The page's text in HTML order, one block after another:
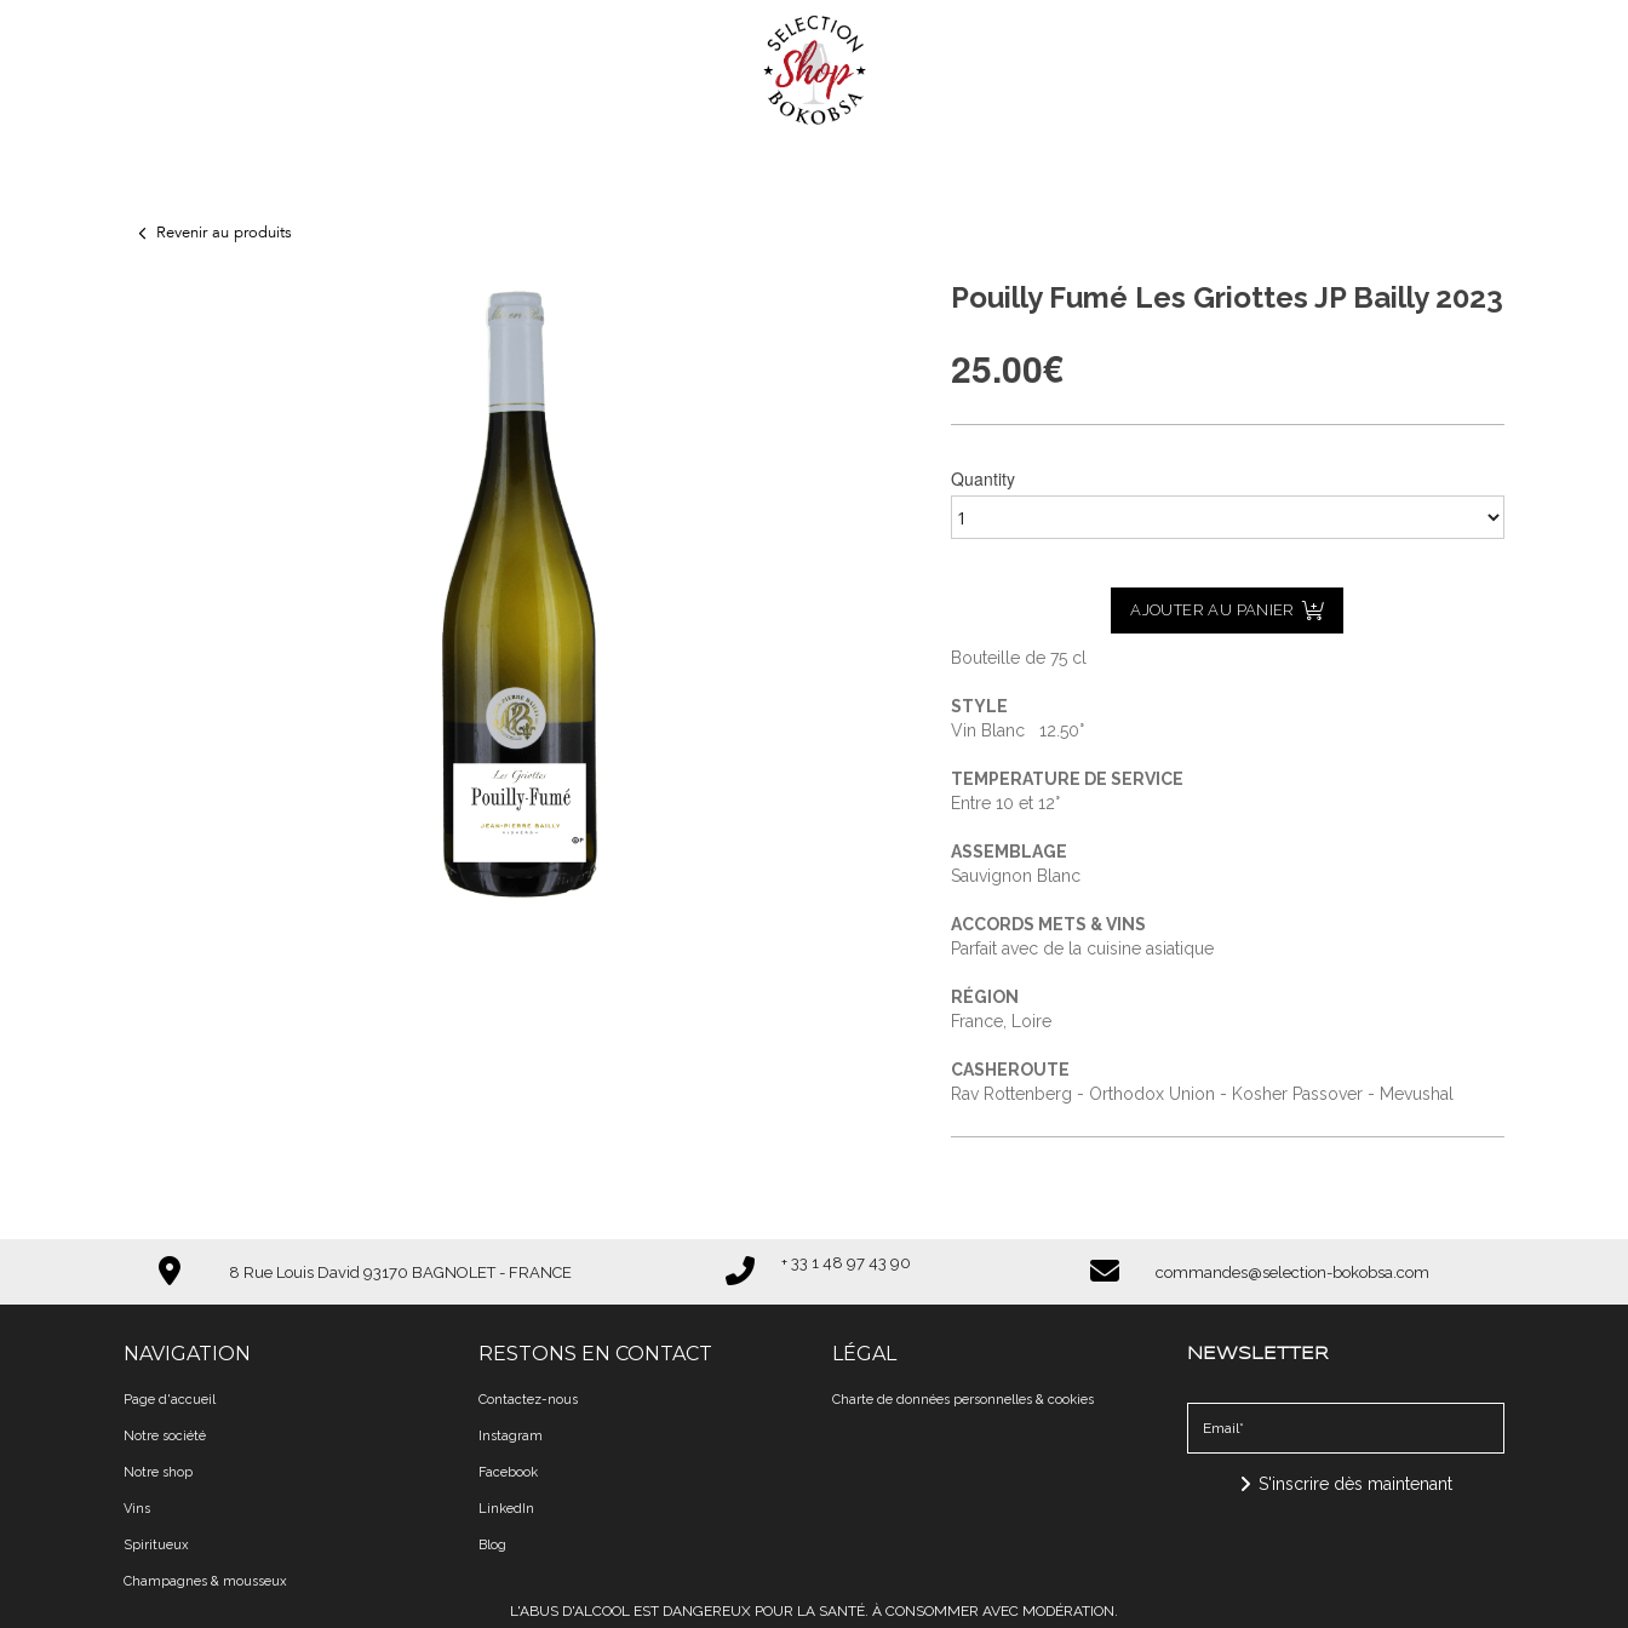
Revenir au produits
Pouilly Fumé Les Griottes JP Bailly 2023
25.00€
Quantity
AJOUTER AU PANIER
Bouteille de 75 cl
STYLE
Vin Blanc 12.50°
TEMPERATURE DE SERVICE
Entre 10 et 12°
ASSEMBLAGE
Sauvignon Blanc
ACCORDS METS & VINS
Parfait avec de la cuisine asiatique
RÉGION
France, Loire
CASHEROUTE
Rav Rottenberg - Orthodox Union - Kosher Passover - Mevushal
8 Rue Louis David 93170 BAGNOLET - FRANCE
+ 33 1 48 97 43 90​​​​​​​
commandes@selection-bokobsa.com
NAVIGATION
Page d'accueil
Notre société
Notre shop
Vins
Spiritueux
Champagnes & mousseux
RESTONS EN CONTACT
Contactez-nous
Instagram
Facebook
LinkedIn
Blog
LÉGAL
Charte de données personnelles & cookies​​​​​​​
NEWSLETTER
S'inscrire dès maintenant
L'ABUS D'ALCOOL EST DANGEREUX POUR LA SANTÉ. À CONSOMMER AVEC MODÉRATION.